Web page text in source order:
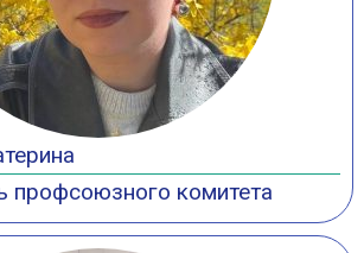
профсоюзного комитета